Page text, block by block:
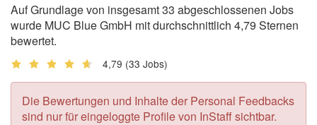
Auf Grundlage von insgesamt 33 abgeschlossenen Jobs
wurde MUC Blue GmbH mit durchschnittlich 4,79 Sternen
bewertet.
4,79 (33 Jobs)
Die Bewertungen und Inhalte der Personal Feedbacks
sind nur für eingeloggte Profile von InStaff sichtbar.